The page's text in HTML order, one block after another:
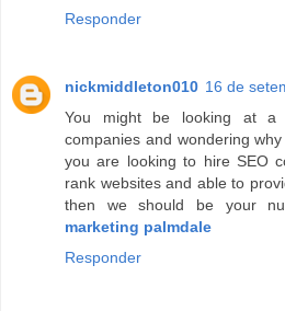
Responder
nickmiddleton010 16 de
You might be looking at a
companies and wondering
you are looking to hire SEO
rank websites and able to
then we should be your
marketing palmdale
Responder